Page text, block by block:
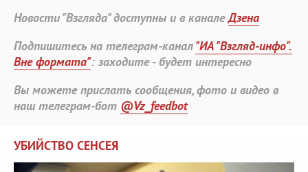
Новости "Взгляда" доступны и в каналеДзена
Подпишитесь на телеграм-канал"ИА "Взгляд-инфо".
Вне формата": заходите - будет интересно
Вы можете прислать сообщения, фото и видео в
наш телеграм-бот @Vz_feedbot
УБИЙСТВО СЕНСЕЯ